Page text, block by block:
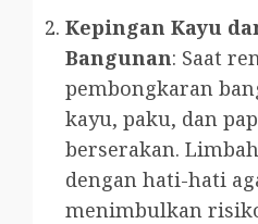
Kepingan Kayu
Bangunan: Saat
pembongkaran
kayu, paku, dan
berserakan.
dengan hati-hati
menimbulkan